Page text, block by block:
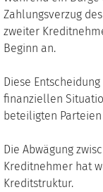
Zahlungsverzug
zweiter
Beginn an.
Diese
finanziellen
beteiligten
Die Abwägung
Kreditnehmer hat
Kreditstruktur.